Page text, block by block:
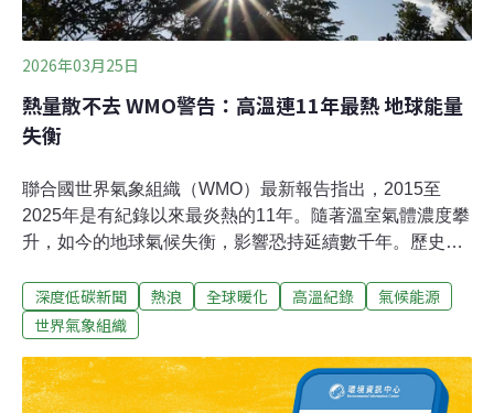
2026年03月25日
熱量散不去 WMO警告：高溫連11年最熱 地球能量
失衡
聯合國世界氣象組織（WMO）最新報告指出，2015至
2025年是有紀錄以來最炎熱的11年。隨著溫室氣體濃度攀
升，如今的地球氣候失衡，影響恐持延續數千年。歷史重
態」（State of the Global Climate 2025）報告指出，
2015至2025年是有紀錄以來最炎熱的11年。2025年則是
業化之前高出約1.43°C。聯合國秘書長古特瑞斯（Antonio
Guterres）直言：「人類剛剛經史上最炎熱的11年，歷史
深度低碳新聞 熱浪 全球暖化 高溫紀錄
氣候能源
世界氣象組織